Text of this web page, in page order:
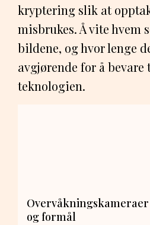
kryptering slik at
misbrukes. Å vite hvem
bildene, og hvor lenge
avgjørende for å
teknologien.
og formål